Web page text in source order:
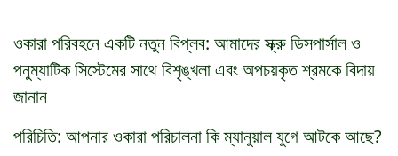
ওকারা পরিবহনে একটি নতুন বিপ্লব: আমাদের স্ক্রু ডিসপার্সাল ও
পনুম্যাটিক সিস্টেমের সাথে বিশৃঙ্খলা এবং অপচয়কৃত শ্রমকে বিদায়
জানান
পরিচিতি: আপনার ওকারা পরিচালনা কি ম্যানুয়াল যুগে আটকে আছে?